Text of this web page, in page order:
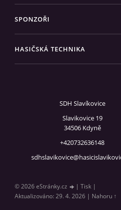
SPONZOŘI
HASIČSKÁ TECHNIKA
SDH Slavíkovice
Slavikovice 19
34506 Kdyně
+420732636148
© 2026 eStránky.cz | Tisk |
Aktualizováno: 29. 4. 2026 | Nahoru ↑